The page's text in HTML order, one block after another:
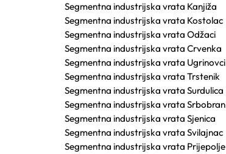
Segmentna industrijska vrata Kanjiža
Segmentna industrijska vrata Kostolac
Segmentna industrijska vrata Odžaci
Segmentna industrijska vrata Crvenka
Segmentna industrijska vrata Ugrinovci
Segmentna industrijska vrata Trstenik
Segmentna industrijska vrata Surdulica
Segmentna industrijska vrata Srbobran
Segmentna industrijska vrata Sjenica
Segmentna industrijska vrata Svilajnac
Segmentna industrijska vrata Prijepolje